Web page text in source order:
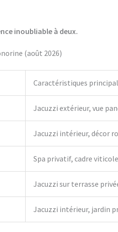
inoubliable à deux.
(août 2026)
Caractéristiques
Jacuzzi extérieur, vue
Jacuzzi intérieur, décor
Spa privatif, cadre viticole
Jacuzzi sur terrasse
Jacuzzi intérieur, jardin